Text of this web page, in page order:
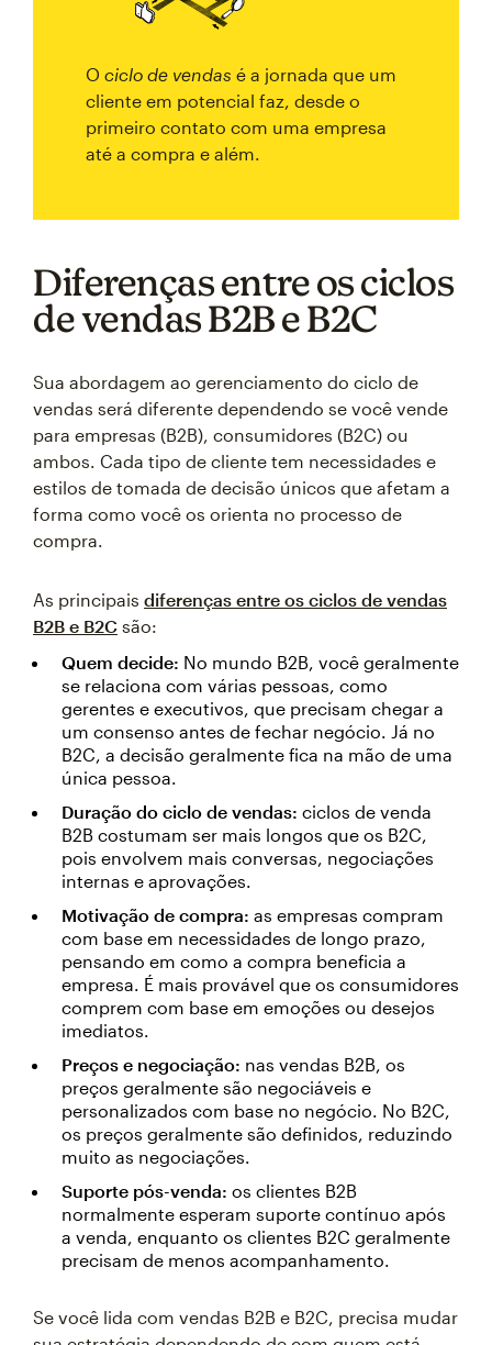
O ciclo de vendas é a jornada que um
cliente em potencial faz, desde o
primeiro contato com uma empresa
até a compra e além.
Diferenças entre os ciclos
de vendas B2B e B2C
Sua abordagem ao gerenciamento do ciclo de
vendas será diferente dependendo se você vende
para empresas (B2B), consumidores (B2C) ou
ambos. Cada tipo de cliente tem necessidades e
estilos de tomada de decisão únicos que afetam a
forma como você os orienta no processo de
compra.
As principais diferenças entre os ciclos de vendas
B2B e B2C são:
Quem decide: No mundo B2B, você geralmente
se relaciona com várias pessoas, como
gerentes e executivos, que precisam chegar a
um consenso antes de fechar negócio. Já no
B2C, a decisão geralmente fica na mão de uma
única pessoa.
Duração do ciclo de vendas: ciclos de venda
B2B costumam ser mais longos que os B2C,
pois envolvem mais conversas, negociações
internas e aprovações.
Motivação de compra: as empresas compram
com base em necessidades de longo prazo,
pensando em como a compra beneficia a
empresa. É mais provável que os consumidores
comprem com base em emoções ou desejos
imediatos.
Preços e negociação: nas vendas B2B, os
preços geralmente são negociáveis e
personalizados com base no negócio. No B2C,
os preços geralmente são definidos, reduzindo
muito as negociações.
Suporte pós-venda: os clientes B2B
normalmente esperam suporte contínuo após
a venda, enquanto os clientes B2C geralmente
precisam de menos acompanhamento.
Se você lida com vendas B2B e B2C, precisa mudar